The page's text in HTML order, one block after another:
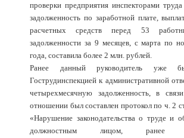
проверки предприятия инспекторами
задолженность по заработной плате,
расчетных средств перед 53
задолженности за 9 месяцев, с марта по
года, составила более 2 млн. рублей.
Ранее данный руководитель уже
Гострудинспекцией к административной
четырехмесячную задолженность, в
отношении был составлен протокол по ч. 2
«Нарушение законодательства о труде и
должностным лицом, ранее